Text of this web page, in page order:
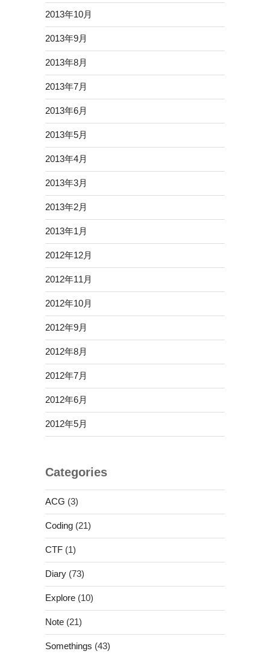
2013年10月
2013年9月
2013年8月
2013年7月
2013年6月
2013年5月
2013年4月
2013年3月
2013年2月
2013年1月
2012年12月
2012年11月
2012年10月
2012年9月
2012年8月
2012年7月
2012年6月
2012年5月
Categories
ACG (3)
Coding(21)
CTF(1)
Diary(73)
Explore(10)
Note(21)
Somethings (43)